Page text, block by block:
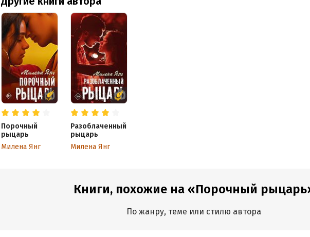
Порочный
рыцарь
Милена Янг
Разоблаченный
рыцарь
Милена Янг
Книги, похожие на «Порочный
По жанру, теме или стилю автора